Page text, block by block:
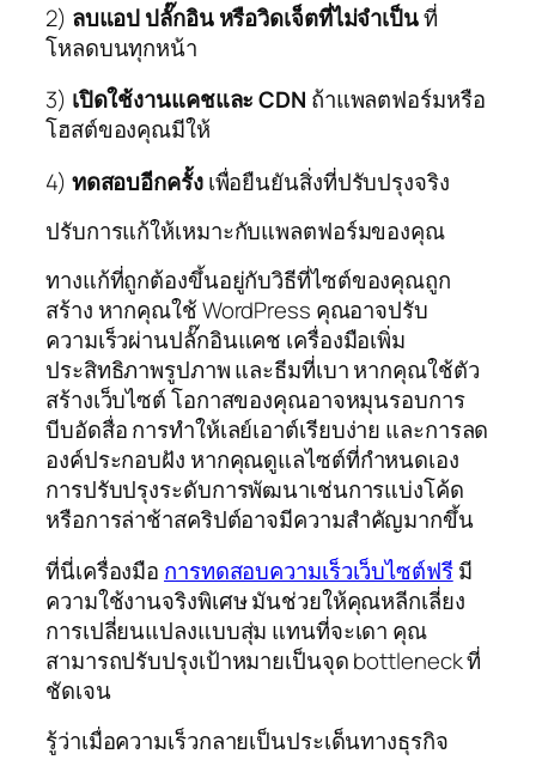
2) ลบแอป ปลั๊กอิน หรือวิดเจ็ตที่ไม่จำเป็นที่
โหลดบนทุกหน้า
3) เปิดใช้งานแคชและ CDN ถ้าแพลตฟอร์มหรือ
โฮสต์ของคุณมีให้
4) ทดสอบอีกครั้งเพื่อยืนยันสิ่งที่ปรับปรุงจริง
ปรับการแก้ให้เหมาะกับแพลตฟอร์มของคุณ
ทางแก้ที่ถูกต้องขึ้นอยู่กับวิธีที่ไซต์ของคุณถูก
สร้าง หากคุณใช้ WordPress คุณอาจปรับ
ความเร็วผ่านปลั๊กอินแคช เครื่องมือเพิ่ม
ประสิทธิภาพรูปภาพ และธีมที่เบา หากคุณใช้ตัว
สร้างเว็บไซต์ โอกาสของคุณอาจหมุนรอบการ
บีบอัดสื่อ การทำให้เลย์เอาต์เรียบง่าย และการลด
องค์ประกอบฝัง หากคุณดูแลไซต์ที่กำหนดเอง
การปรับปรุงระดับการพัฒนาเช่นการแบ่งโค้ด
หรือการล่าช้าสคริปต์อาจมีความสำคัญมากขึ้น
ที่นี่เครื่องมือ การทดสอบความเร็วเว็บไซต์ฟรีมี
ความใช้งานจริงพิเศษ มันช่วยให้คุณหลีกเลี่ยง
การเปลี่ยนแปลงแบบสุ่ม แทนที่จะเดา คุณ
สามารถปรับปรุงเป้าหมายเป็นจุด bottleneck ที่
ชัดเจน
รู้ว่าเมื่อความเร็วกลายเป็นประเด็นทางธุรกิจ